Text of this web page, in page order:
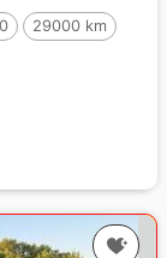
29000 km